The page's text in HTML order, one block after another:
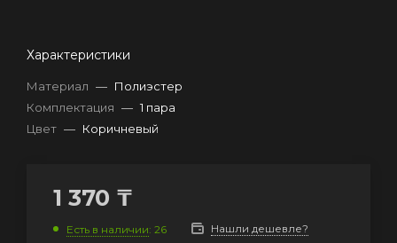
Характеристики
Материал — Полиэстер
Комплектация — 1 пара
Цвет — Коричневый
1 370 ₸
Есть в наличии: 26 Нашли дешевле?